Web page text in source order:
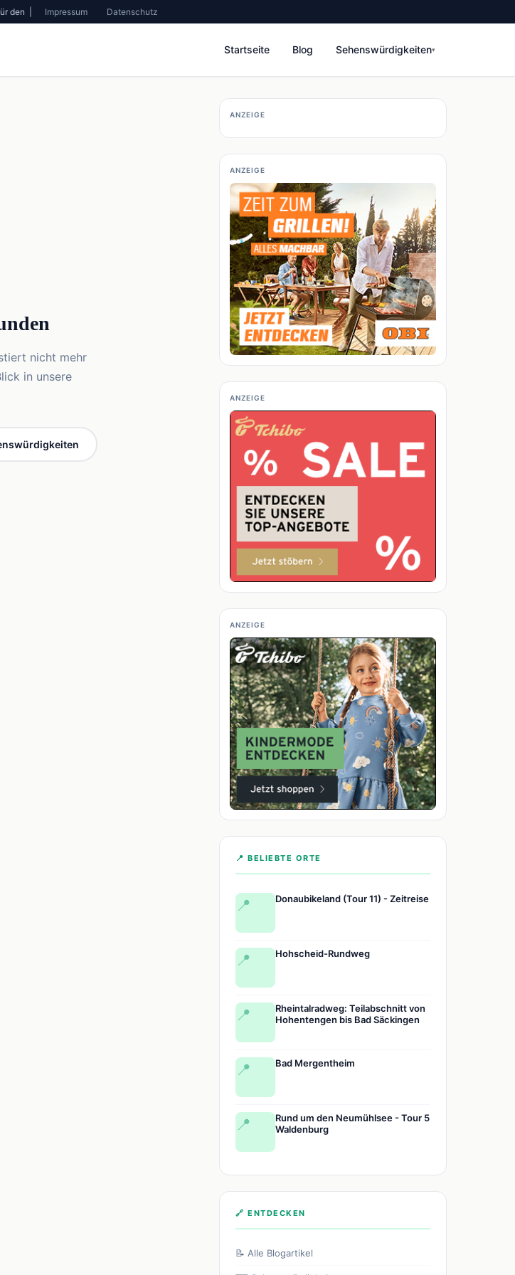
den | Impressum Datenschutz
Startseite Blog Sehenswürdigkeiten▾
ANZEIGE
ANZEIGE
ANZEIGE
ANZEIGE
📍 BELIEBTE ORTE
📍 Donaubikeland (Tour 11) - Zeitreise
📍 Hohscheid-Rundweg
📍
Rheintalradweg: Teilabschnitt von
Hohentengen bis Bad Säckingen
📍 Bad Mergentheim
📍
Rund um den Neumühlsee - Tour 5
Waldenburg
🔗 ENTDECKEN
📝 Alle Blogartikel
nicht mehr
in unsere